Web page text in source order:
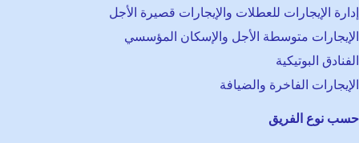
إدارة الإيجارات للعطلات والإيجارات قصيرة الأجل
الإيجارات متوسطة الأجل والإسكان المؤسسي
الفنادق البوتيكية
الإيجارات الفاخرة والضيافة
حسب نوع الفريق